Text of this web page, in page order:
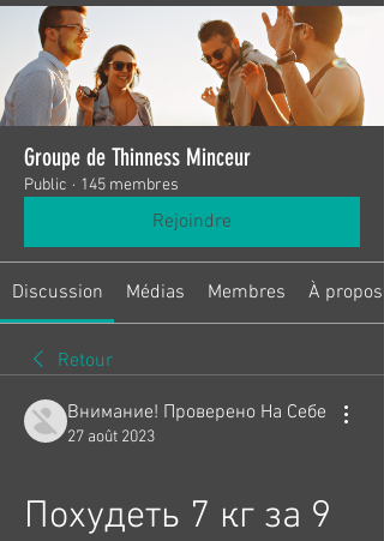
Groupe de Thinness Minceur
Public · 145 membres
Rejoindre
Discussion Médias Membres À propos
Retour
Внимание! Проверено На Себе
27 août 2023
Похудеть 7 кг за 9